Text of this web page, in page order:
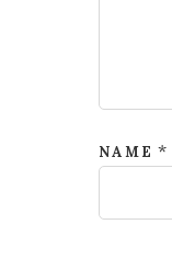
NAME *